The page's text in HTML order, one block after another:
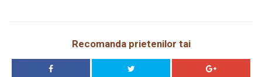
Recomanda prietenilor tai